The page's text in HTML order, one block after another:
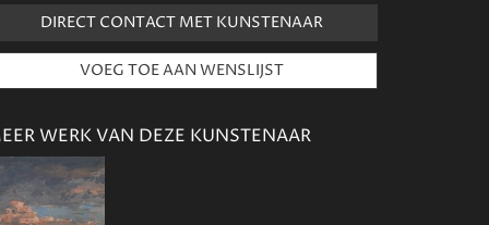
DIRECT CONTACT MET KUNSTENAAR
WERK VAN DEZE KUNSTENAAR